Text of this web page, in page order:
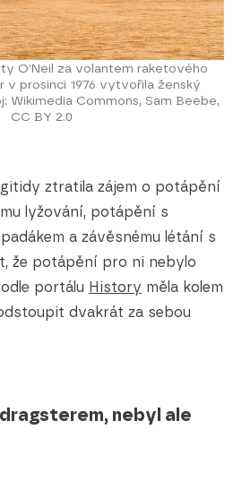
O’Neil za volantem raketového
prosinci 1976 vytvořila ženský
Wikimedia Commons, Sam Beebe,
CC BY 2.0
ztratila zájem o potápění
lyžování, potápění s
a závěsnému létání s
že potápění pro ni nebylo
portálu History měla kolem
dvakrát za sebou
nebyl ale